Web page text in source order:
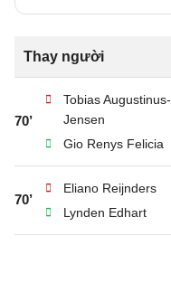
Thay người
70’
Tobias Augustinus-
Jensen
Gio Renys Felicia
70’
Eliano Reijnders
Lynden Edhart